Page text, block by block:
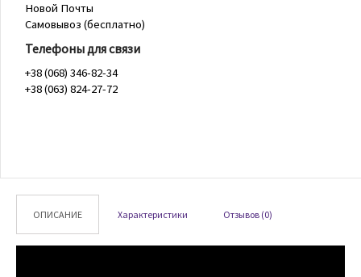
Новой Почты
Самовывоз (бесплатно)
Телефоны для связи
+38 (068) 346-82-34
+38 (063) 824-27-72
ОПИСАНИЕ Характеристики Отзывов (0)